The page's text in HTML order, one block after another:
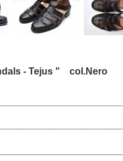
- Tejus " col.Nero